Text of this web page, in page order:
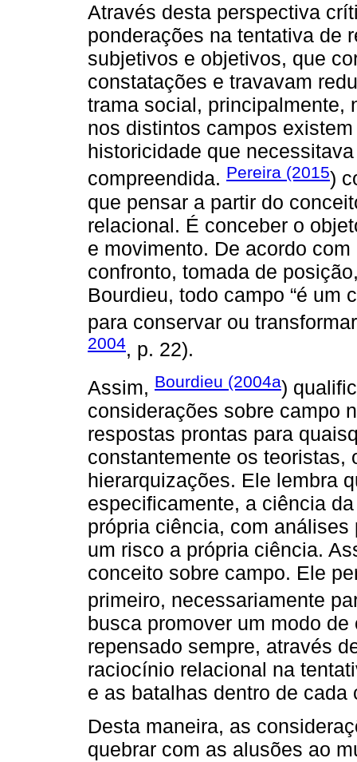
Através desta perspectiva
ponderações na tentativa de
subjetivos e objetivos, que
constatações e travavam
trama social, principalmente,
nos distintos campos
historicidade que
compreendida. Pereira (2015)
que pensar a partir do
relacional. É conceber o
e movimento. De acordo
confronto, tomada de
Bourdieu, todo campo “é um
para conservar ou
2004, p. 22).
Assim, Bourdieu (2004a)
considerações sobre campo
respostas prontas para
constantemente os
hierarquizações. Ele lembra
especificamente, a ciência
própria ciência, com
um risco a própria ciência.
conceito sobre campo. Ele
primeiro, necessariamente
busca promover um modo
repensado sempre, através
raciocínio relacional na
e as batalhas dentro de cada
Desta maneira, as
quebrar com as alusões ao